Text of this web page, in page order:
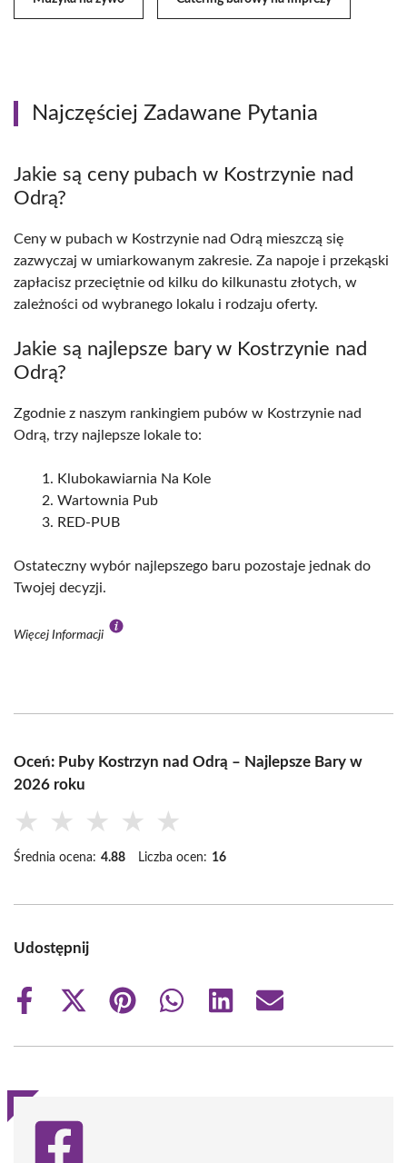
Najczęściej Zadawane Pytania
Jakie są ceny pubach w Kostrzynie nad
Odrą?
Ceny w pubach w Kostrzynie nad Odrą mieszczą się
zazwyczaj w umiarkowanym zakresie. Za napoje i przekąski
zapłacisz przeciętnie od kilku do kilkunastu złotych, w
zależności od wybranego lokalu i rodzaju oferty.
Jakie są najlepsze bary w Kostrzynie nad
Odrą?
Zgodnie z naszym rankingiem pubów w Kostrzynie nad
Odrą, trzy najlepsze lokale to:
Klubokawiarnia Na Kole
Wartownia Pub
RED-PUB
Ostateczny wybór najlepszego baru pozostaje jednak do
Twojej decyzji.
Więcej Informacji
Oceń: Puby Kostrzyn nad Odrą – Najlepsze Bary w
2026 roku
★ ★ ★ ★ ★
Średnia ocena: 4.88 Liczba ocen: 16
Udostępnij
Share
Share
(Twitter)
Share
Share
Share
Share